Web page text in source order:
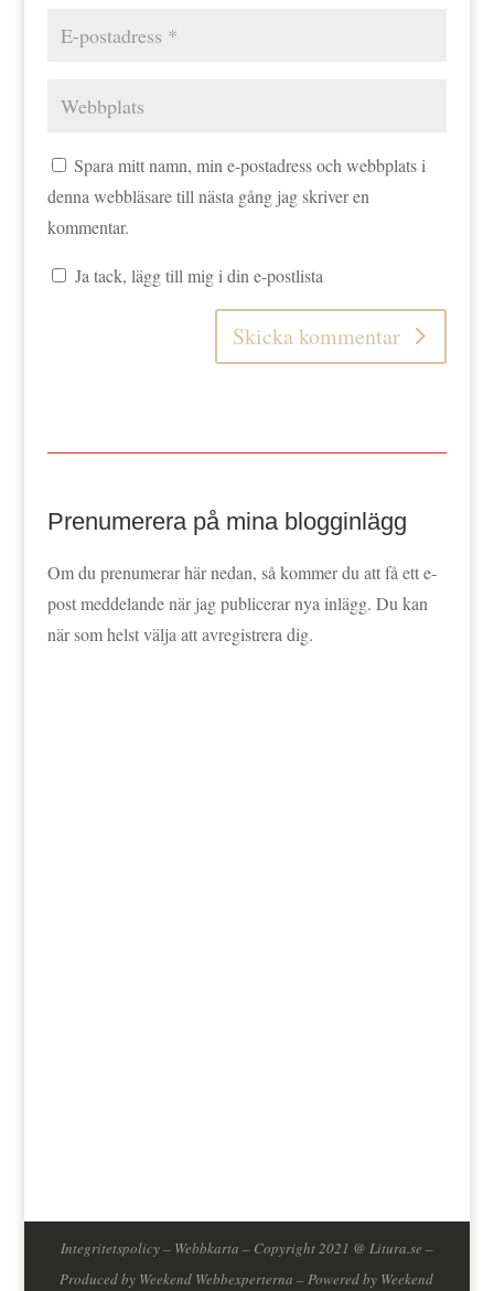
Spara mitt namn, min e-postadress och webbplats i
denna webbläsare till nästa gång jag skriver en
kommentar.
Ja tack, lägg till mig i din e-postlista
Skicka kommentar
Prenumerera på mina blogginlägg
Om du prenumerar här nedan, så kommer du att få ett e-
post meddelande när jag publicerar nya inlägg. Du kan
när som helst välja att avregistrera dig.
Integritetspolicy– Webbkarta – Copyright 2021 @ Litura.se –
Produced by Weekend Webbexperterna – Powered by Weekend